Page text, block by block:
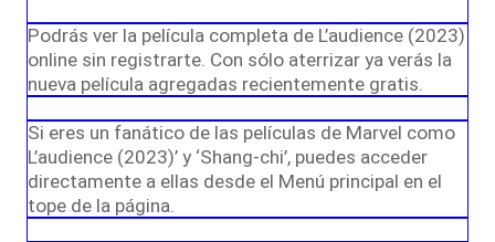
Podrás ver la película completa de L’audience (2023)
online sin registrarte. Con sólo aterrizar ya verás la
nueva película agregadas recientemente gratis.
Si eres un fanático de las películas de Marvel como
L’audience (2023)’ y ‘Shang-chi’, puedes acceder
directamente a ellas desde el Menú principal en el
tope de la página.